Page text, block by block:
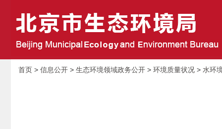
首页 > 信息公开 > 生态环境领域政务公开 > 环境质量状况 > 水环